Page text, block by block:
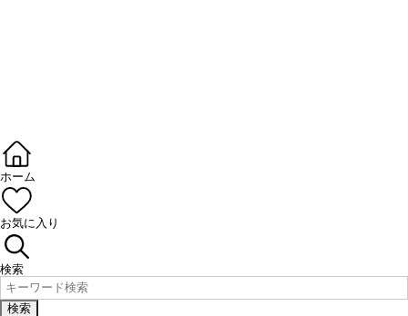
ホーム
お気に入り
検索
検索